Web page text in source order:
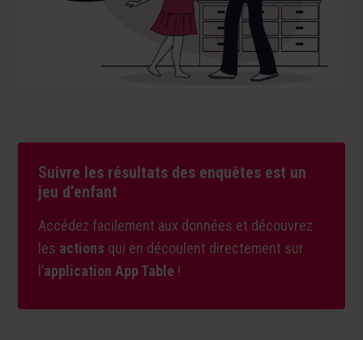
Suivre les résultats des enquêtes est un
jeu d’enfant
Accédez facilement aux données et découvrez
les actions qui en découlent directement sur
l’application App Table !